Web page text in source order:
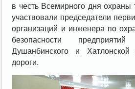
в честь Всемирного дня охраны
участвовали председатели
организаций и инженера по
безопасности
Душанбинского и Хатлонской
дороги.